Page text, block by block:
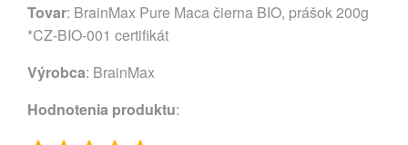
Tovar: BrainMax Pure Maca čierna BIO, prášok 200g
*CZ-BIO-001 certifikát
Výrobca: BrainMax
Hodnotenia produktu: